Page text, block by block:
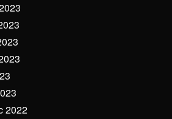
2022